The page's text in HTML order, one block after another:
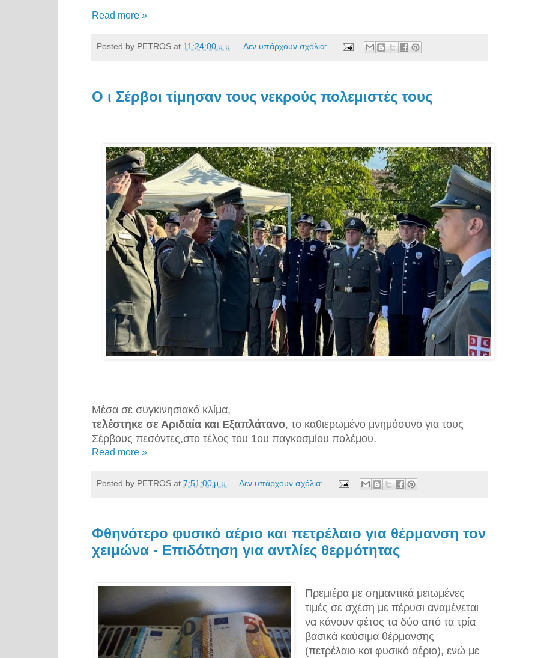
Read more »
Posted by PETROS at 11:24:00 μ.μ. Δεν υπάρχουν σχόλια:
Ο ι Σέρβοι τίμησαν τους νεκρούς πολεμιστές τους
Μέσα σε συγκινησιακό κλίμα,
τελέστηκε σε Αριδαία και Εξαπλάτανο, το καθιερωμένο μνημόσυνο για τους
Σέρβους πεσόντες,στο τέλος του 1ου παγκοσμίου πολέμου.
Read more »
Posted by PETROS at 7:51:00 μ.μ. Δεν υπάρχουν σχόλια:
Φθηνότερο φυσικό αέριο και πετρέλαιο για θέρμανση τον
χειμώνα - Επιδότηση για αντλίες θερμότητας
Πρεμιέρα με σημαντικά μειωμένες
τιμές σε σχέση με πέρυσι αναμένεται
να κάνουν φέτος τα δύο από τα τρία
βασικά καύσιμα θέρμανσης
(πετρέλαιο και φυσικό αέριο), ενώ με